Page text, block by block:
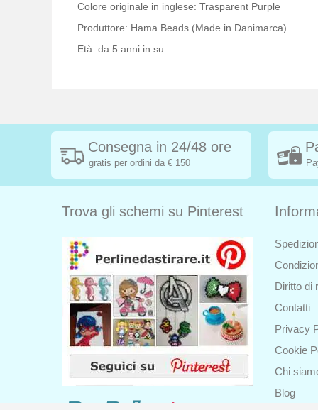
Colore originale in inglese: Trasparent Purple
Produttore: Hama Beads (Made in Danimarca)
Età: da 5 anni in su
Consegna in 24/48 ore
gratis per ordini da € 150
Trova gli schemi su Pinterest
Diritto di
Contatti
Privacy
Cookie
Chi
Blog